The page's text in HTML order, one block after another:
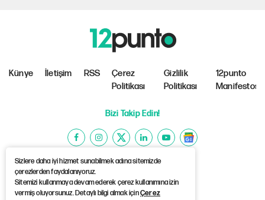
Sizlere daha iyi hizmet sunabilmek adına sitemizde
çerezlerden faydalanıyoruz.
Sitemizi kullanmaya devam ederek çerez kullanımına izin
vermiş oluyorsunuz. Detaylı bilgi almak içinÇerez
Künye İletişim RSS
Çerez
Politikası
Gizlilik
Politikası
12punto
Manifestosu
Bizi Takip Edin!
©Copyright 2026 12punto